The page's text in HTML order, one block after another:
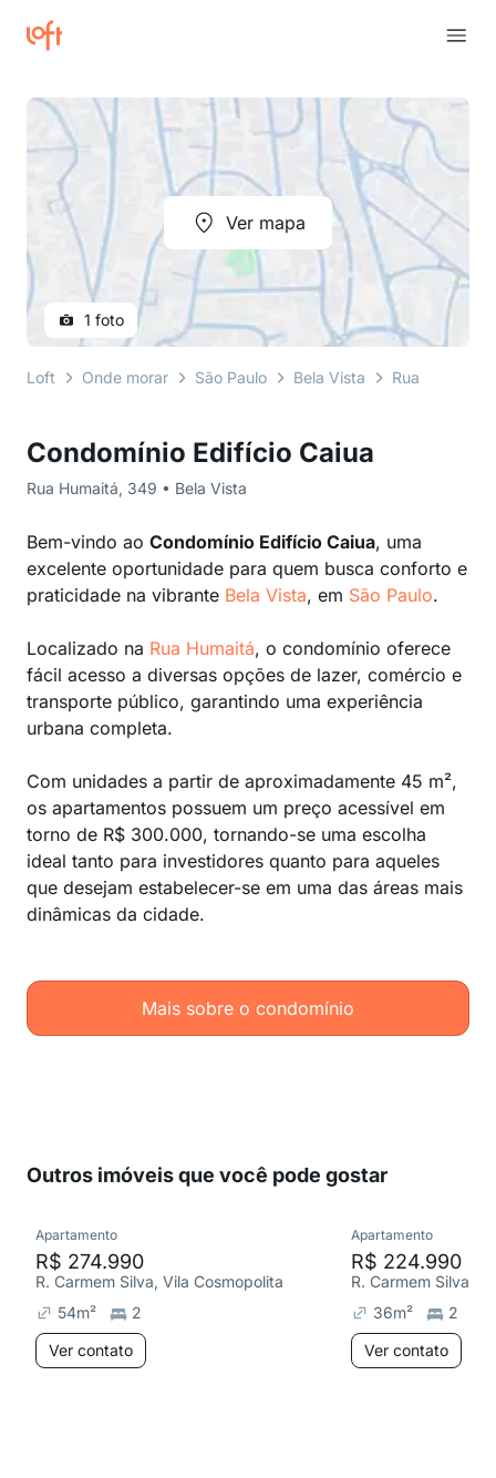
Condomínio Edifício Caiua
Rua Humaitá, 349 • Bela Vista
Bem-vindo ao Condomínio Edifício Caiua, uma
excelente oportunidade para quem busca conforto e
praticidade na vibrante Bela Vista, em São Paulo.
Localizado na Rua Humaitá, o condomínio oferece
fácil acesso a diversas opções de lazer, comércio e
transporte público, garantindo uma experiência
urbana completa.
Com unidades a partir de aproximadamente 45 m²,
os apartamentos possuem um preço acessível em
torno de R$ 300.000, tornando-se uma escolha
ideal tanto para investidores quanto para aqueles
que desejam estabelecer-se em uma das áreas mais
dinâmicas da cidade.
Mais sobre o condomínio
Ver mapa
1 foto
Loft Onde morar São Paulo Bela Vista Rua Humaitá
Outros imóveis que você pode gostar
Apartamento
R$ 274.990
R. Carmem Silva, Vila Cosmopolita
54m²
2
Ver contato
Apartamento
R$ 224.990
R. Carmem Silva,
36m²
2
Ver contato